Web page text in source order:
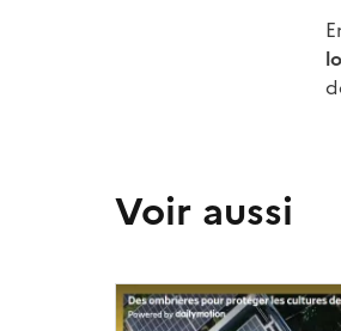
Voir aussi